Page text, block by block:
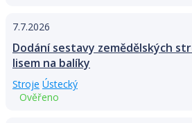
7.7.2026
Dodání sestavy zemědělských
lisem na balíky
Stroje Ústecký
Ověřeno